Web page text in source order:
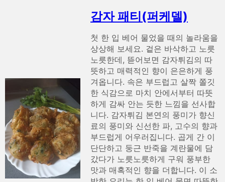
감자 패티(퍼케델)
첫 한 입 베어 물었을 때의 놀라움을
상상해 보세요. 겉은 바삭하고 노릇
노릇한데, 뜯어보면 감자튀김의 따
뜻하고 매력적인 향이 은은하게 풍
겨옵니다. 속은 부드럽고 살짝 쫄깃
한 식감으로 마치 안에서부터 따뜻
하게 감싸 안는 듯한 느낌을 선사합
니다. 감자튀김 본연의 풍미가 향신
료의 풍미와 신선한 파, 고수의 향과
부드럽게 어우러집니다. 곱게 간 이
단단하고 둥근 반죽을 계란물에 담
갔다가 노릇노릇하게 구워 풍부한
맛과 매혹적인 향을 더합니다. 이 소